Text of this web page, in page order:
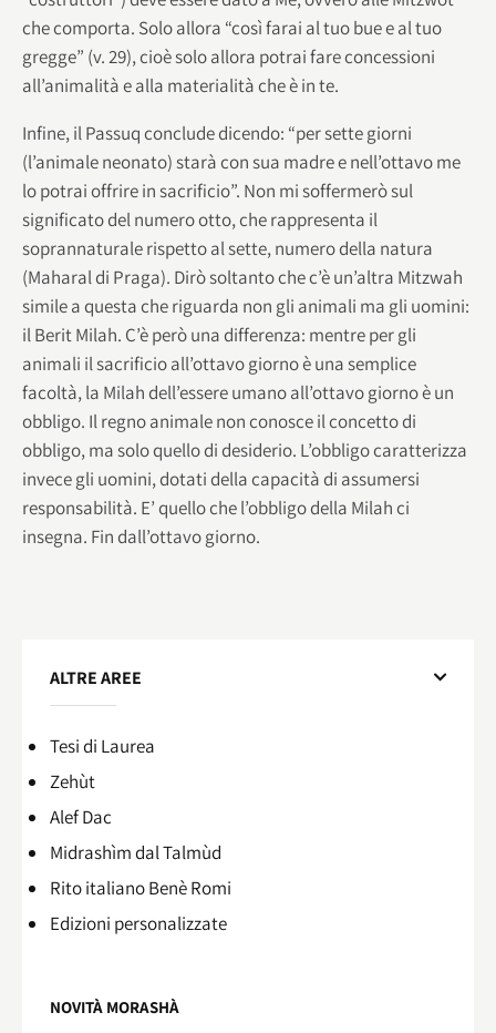
che comporta. Solo allora “così farai al tuo bue e al tuo
gregge” (v. 29), cioè solo allora potrai fare concessioni
all’animalità e alla materialità che è in te.
Infine, il Passuq conclude dicendo: “per sette giorni
(l’animale neonato) starà con sua madre e nell’ottavo me
lo potrai offrire in sacrificio”. Non mi soffermerò sul
significato del numero otto, che rappresenta il
soprannaturale rispetto al sette, numero della natura
(Maharal di Praga). Dirò soltanto che c’è un’altra Mitzwah
simile a questa che riguarda non gli animali ma gli uomini:
il Berit Milah. C’è però una differenza: mentre per gli
animali il sacrificio all’ottavo giorno è una semplice
facoltà, la Milah dell’essere umano all’ottavo giorno è un
obbligo. Il regno animale non conosce il concetto di
obbligo, ma solo quello di desiderio. L’obbligo caratterizza
invece gli uomini, dotati della capacità di assumersi
responsabilità. E’ quello che l’obbligo della Milah ci
insegna. Fin dall’ottavo giorno.
ALTRE AREE
Tesi di Laurea
Zehùt
Alef Dac
Midrashìm dal Talmùd
Rito italiano Benè Romi​
Edizioni personalizzate
NOVITÀ MORASHÀ